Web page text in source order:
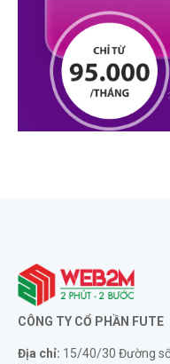
CÔNG TY CỔ PHẦN FUTE
Địa chỉ: 15/40/30 Đường